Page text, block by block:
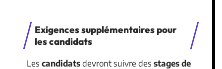
Exigences supplémentaires pour
les candidats
Les candidatsdevront suivre des stages de